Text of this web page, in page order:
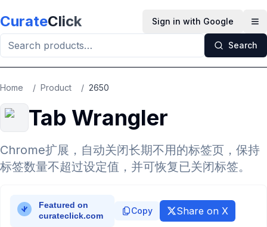
CurateClick Sign in with Google
Search
Home / Product / 2650
Tab Wrangler
Chrome扩展，自动关闭长期不用的标签页，保持
标签数量不超过设定值，并可恢复已关闭标签。
Copy Share on X